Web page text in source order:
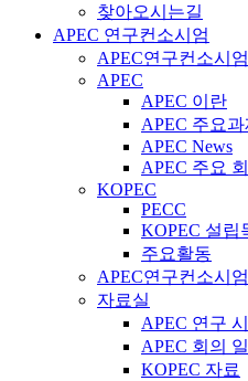
찾아오시는길
APEC 연구컨소시엄
APEC연구컨소시
APEC
APEC 이란
APEC 주요과
APEC News
APEC 주요
KOPEC
PECC
KOPEC 설립
주요활동
APEC연구컨소시
자료실
APEC 연구
APEC 회의
KOPEC 자료